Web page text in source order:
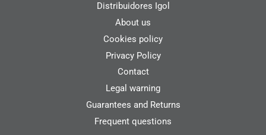
Distribuidores Igol
About us
Cookies policy
Privacy Policy
Contact
Legal warning
Guarantees and Returns
Frequent questions